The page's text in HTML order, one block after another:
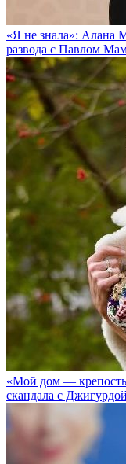
«Я не знала»: Алана
развода с Павлом
«Мой дом —
скандала с Джигурдой